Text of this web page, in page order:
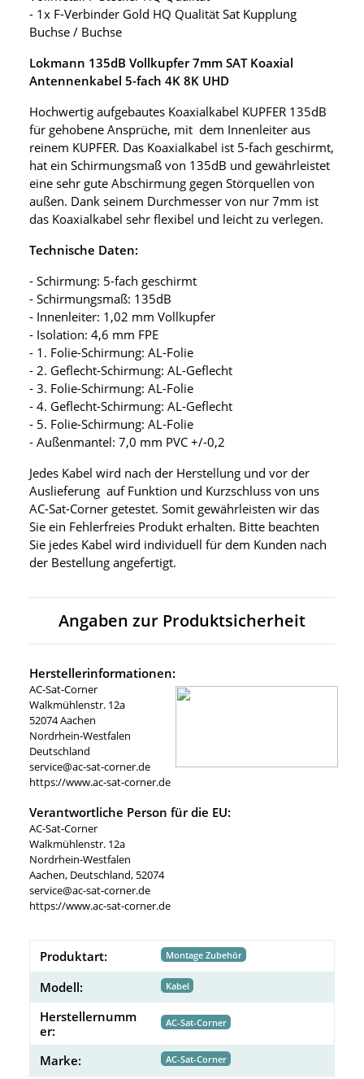
- 1x F-Verbinder Gold HQ Qualität Sat Kupplung
Buchse / Buchse
Lokmann 135dB Vollkupfer 7mm SAT Koaxial
Antennenkabel 5-fach 4K 8K UHD
Hochwertig aufgebautes Koaxialkabel KUPFER 135dB
für gehobene Ansprüche, mit dem Innenleiter aus
reinem KUPFER. Das Koaxialkabel ist 5-fach geschirmt,
hat ein Schirmungsmaß von 135dB und gewährleistet
eine sehr gute Abschirmung gegen Störquellen von
außen. Dank seinem Durchmesser von nur 7mm ist
das Koaxialkabel sehr flexibel und leicht zu verlegen.
Technische Daten:
- Schirmung: 5-fach geschirmt
- Schirmungsmaß: 135dB
- Innenleiter: 1,02 mm Vollkupfer
- Isolation: 4,6 mm FPE
- 1. Folie-Schirmung: AL-Folie
- 2. Geflecht-Schirmung: AL-Geflecht
- 3. Folie-Schirmung: AL-Folie
- 4. Geflecht-Schirmung: AL-Geflecht
- 5. Folie-Schirmung: AL-Folie
- Außenmantel: 7,0 mm PVC +/-0,2
Jedes Kabel wird nach der Herstellung und vor der
Auslieferung auf Funktion und Kurzschluss von uns
AC-Sat-Corner getestet. Somit gewährleisten wir das
Sie ein Fehlerfreies Produkt erhalten. Bitte beachten
Sie jedes Kabel wird individuell für dem Kunden nach
der Bestellung angefertigt.
Angaben zur Produktsicherheit
Herstellerinformationen:
AC-Sat-Corner
Walkmühlenstr. 12a
52074 Aachen
Nordrhein-Westfalen
Deutschland
service@ac-sat-corner.de
https://www.ac-sat-corner.de
Verantwortliche Person für die EU:
AC-Sat-Corner
Walkmühlenstr. 12a
Nordrhein-Westfalen
Aachen, Deutschland, 52074
service@ac-sat-corner.de
https://www.ac-sat-corner.de
Produktart: Montage Zubehör
Modell: Kabel
Herstellernumm
er:
AC-Sat-Corner
Marke: AC-Sat-Corner